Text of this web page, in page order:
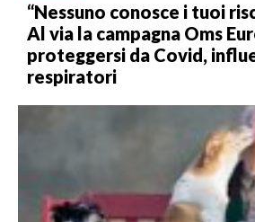
“Nessuno conosce i tuoi
Al via la campagna Oms
proteggersi da Covid,
respiratori